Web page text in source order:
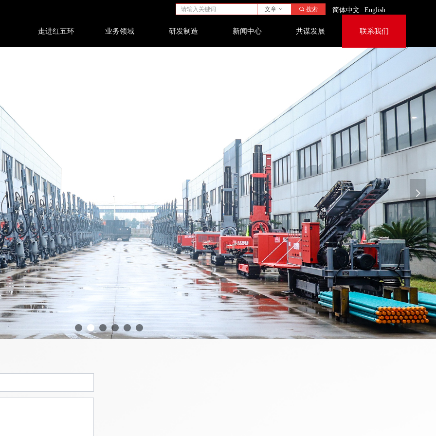
넲
走进红五环 业务领域 研发制造 新闻中心 共谋发展 联系我们
简体中文 English
끠 搜索
文章 ꀁ